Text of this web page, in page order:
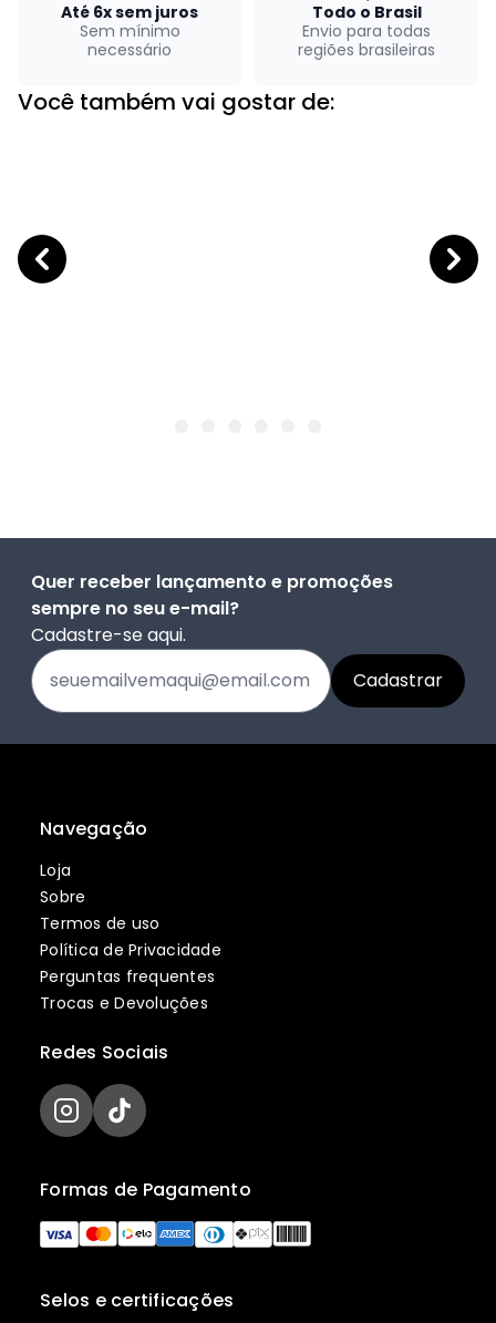
Até 6x sem juros
Sem mínimo
necessário
Todo o Brasil
Envio para todas
regiões brasileiras
Você também vai gostar de:
Quer receber lançamento e promoções
sempre no seu e-mail?
Cadastre-se aqui.
Navegação
Loja
Sobre
Termos de uso
Política de Privacidade
Perguntas frequentes
Trocas e Devoluções
Selos e certificações
Formas de Pagamento
Redes Sociais